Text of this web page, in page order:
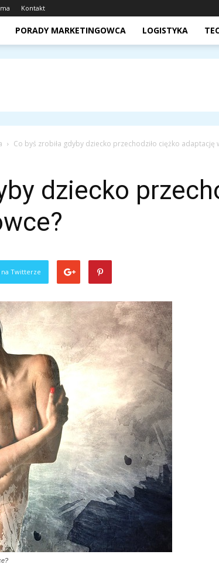
Kontakt
PORADY MARKETINGOWCA LOGISTYKA
Co byś zrobiła gdyby dziecko przechodziło ciężko adaptację
dziecko
Twitterze